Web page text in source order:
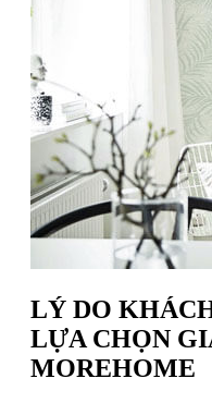
LÝ DO
LỰA CHỌN
MOREHOME